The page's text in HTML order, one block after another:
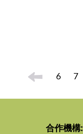
6 7
合作機構: